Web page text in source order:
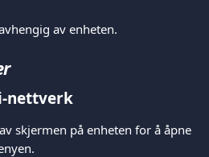
av enheten.
nettverk
skjermen på enheten for å åpne